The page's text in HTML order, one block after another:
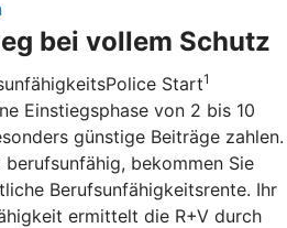
bei vollem Schutz
Start1
Einstiegsphase von 2 bis 10
günstige Beiträge zahlen.
bekommen Sie
Berufsunfähigkeitsrente. Ihr
ermittelt die R+V durch